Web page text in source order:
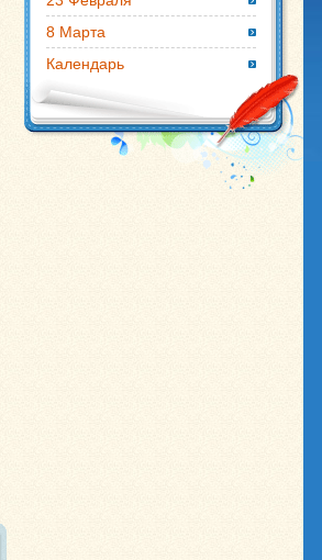
8 Марта
Календарь